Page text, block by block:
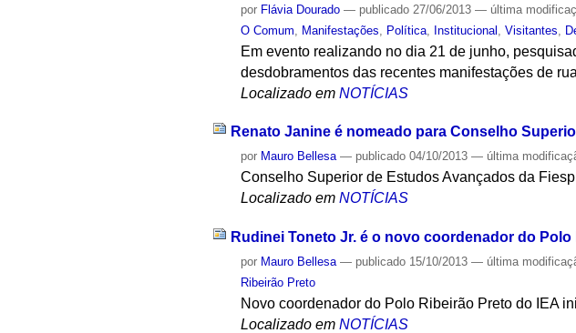
por Flávia Dourado — publicado 27/06/2013— última
O Comum
Manifestações Política Institucional ,Visitantes
Em evento realizando no dia 21 de junho,
desdobramentos das recentes manifestações de
Localizado em NOTÍCIAS
Renato Janine é nomeado para Conselho
por Mauro Bellesa — publicado 04/10/2013— última
Conselho Superior de Estudos Avançados da
Localizado em NOTÍCIAS
Rudinei Toneto Jr. é o novo coordenador do Polo
por Mauro Bellesa — publicado 15/10/2013— última
Ribeirão Preto
Novo coordenador do Polo Ribeirão Preto do IEA
Localizado em NOTÍCIAS